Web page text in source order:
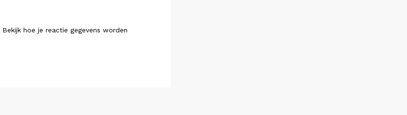
Bekijk hoe je reactie gegevens worden